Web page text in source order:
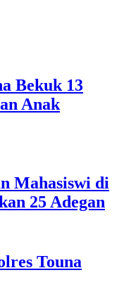
Bekuk 13
Anak
Mahasiswi di
25 Adegan
Touna